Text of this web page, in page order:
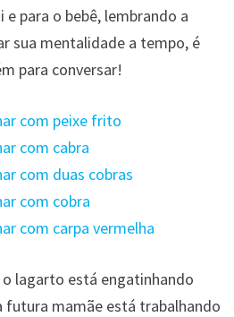
e para o bebê, lembrando a
sua mentalidade a tempo, é
para conversar!
com peixe frito
com cabra
com duas cobras
com cobra
com carpa vermelha
o lagarto está engatinhando
futura mamãe está trabalhando